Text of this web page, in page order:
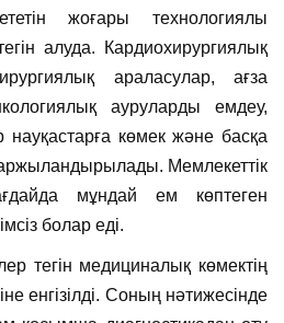
жоғары технологиялы
алуда. Кардиохирургиялық
араласулар, ағза
ауруларды емдеу,
науқастарға көмек және басқа
Мемлекеттік
мұндай ем көптеген
болар еді.
тегін медициналық көмектің
енгізілді. Соның нәтижесінде